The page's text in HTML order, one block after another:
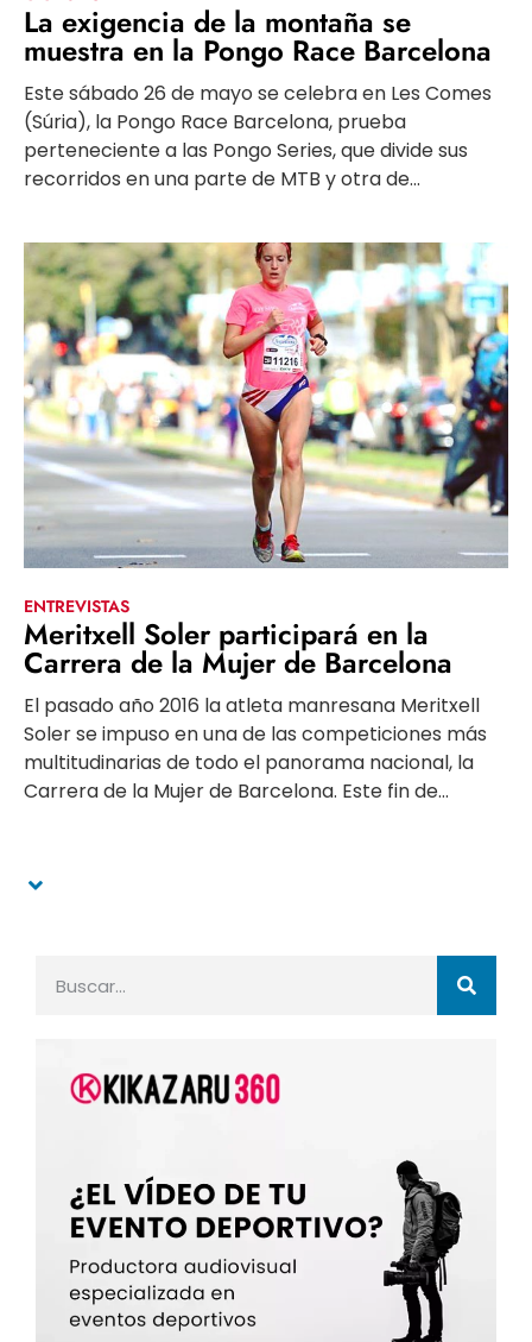
La exigencia de la montaña se
muestra en la Pongo Race Barcelona
Este sábado 26 de mayo se celebra en Les Comes
(Súria), la Pongo Race Barcelona, prueba
perteneciente a las Pongo Series, que divide sus
recorridos en una parte de MTB y otra de...
ENTREVISTAS
Meritxell Soler participará en la
Carrera de la Mujer de Barcelona
El pasado año 2016 la atleta manresana Meritxell
Soler se impuso en una de las competiciones más
multitudinarias de todo el panorama nacional, la
Carrera de la Mujer de Barcelona. Este fin de...